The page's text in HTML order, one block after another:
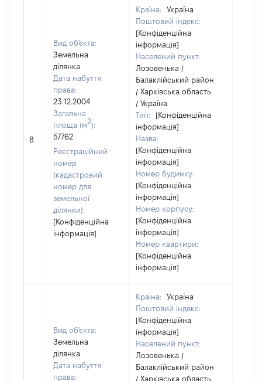
8
Вид об'єкта:
Земельна
ділянка
Дата набуття
права:
23.12.2004
Загальна
площа (м2):
57762
Реєстраційний
номер
(кадастровий
номер для
земельної
ділянки):
[Конфіденційна
інформація]
Країна:
Україна
Поштовий індекс:
[Конфіденційна
інформація]
Населений пункт:
Лозовенька /
Балаклійський район
/ Харківська область
/ Україна
Тип:
[Конфіденційна
інформація]
Назва:
[Конфіденційна
інформація]
Номер будинку:
[Конфіденційна
інформація]
Номер корпусу:
[Конфіденційна
інформація]
Номер квартири:
[Конфіденційна
інформація]
Вид об'єкта:
Земельна
ділянка
Дата набуття
права:
Країна:
Україна
Поштовий індекс:
[Конфіденційна
інформація]
Населений пункт:
Лозовенька /
Балаклійський район
/ Харківська область